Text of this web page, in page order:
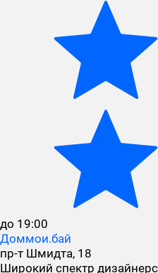
до 19:00
Доммои.бай
пр-т Шмидта, 18
Широкий спектр